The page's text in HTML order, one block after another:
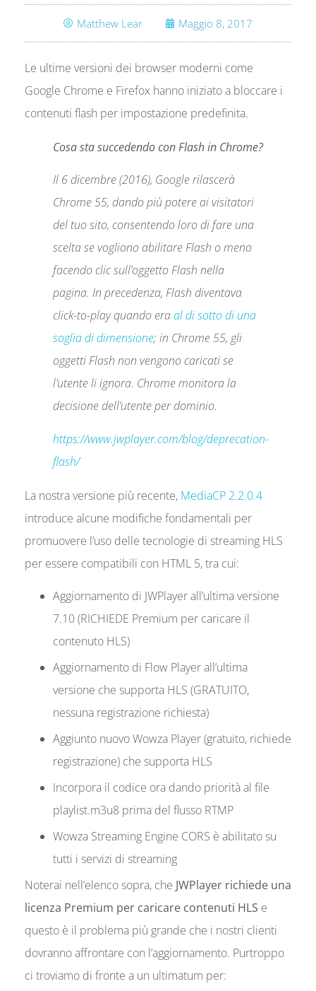
Matthew Lear Maggio 8, 2017
Le ultime versioni dei browser moderni come
Google Chrome e Firefox hanno iniziato a bloccare i
contenuti flash per impostazione predefinita.
Cosa sta succedendo con Flash in Chrome?
Il 6 dicembre (2016), Google rilascerà
Chrome 55, dando più potere ai visitatori
del tuo sito, consentendo loro di fare una
scelta se vogliono abilitare Flash o meno
facendo clic sull’oggetto Flash nella
pagina. In precedenza, Flash diventava
click-to-play quando eraal di sotto di una
soglia di dimensione; in Chrome 55, gli
oggetti Flash non vengono caricati se
l’utente li ignora. Chrome monitora la
decisione dell’utente per dominio.
https://www.jwplayer.com/blog/deprecation-
flash/
La nostra versione più recente, MediaCP 2.2.0.4
introduce alcune modifiche fondamentali per
promuovere l’uso delle tecnologie di streaming HLS
per essere compatibili con HTML 5, tra cui:
Aggiornamento di JWPlayer all’ultima versione
7.10 (RICHIEDE Premium per caricare il
contenuto HLS)
Aggiornamento di Flow Player all’ultima
versione che supporta HLS (GRATUITO,
nessuna registrazione richiesta)
Aggiunto nuovo Wowza Player (gratuito, richiede
registrazione) che supporta HLS
Incorpora il codice ora dando priorità al file
playlist.m3u8 prima del flusso RTMP
Wowza Streaming Engine CORS è abilitato su
tutti i servizi di streaming
Noterai nell’elenco sopra, che JWPlayer richiede una
licenza Premium per caricare contenuti HLS e
questo è il problema più grande che i nostri clienti
dovranno affrontare con l’aggiornamento. Purtroppo
ci troviamo di fronte a un ultimatum per: